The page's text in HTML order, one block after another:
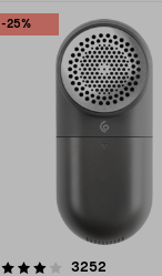
-25%
3252
4.5av 5 stjärnor